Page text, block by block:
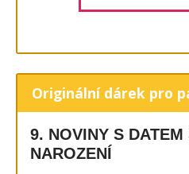
Originální dárek pro
9. NOVINY S DATEM
NAROZENÍ